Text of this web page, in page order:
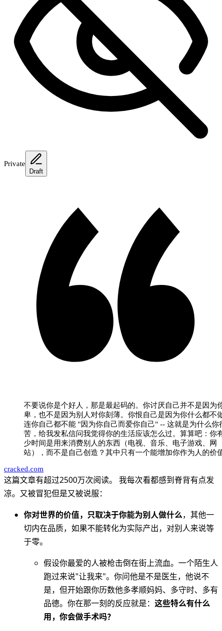
Private
Draft
不要说你是个好人，那是最起码的。你讨厌自己并不是因为
卑，也不是因为别人对你刻薄。你恨自己是因为你什么都不
连你自己都不能 "因为你自己而爱你自己" -- 这就是为什么你
苦，给我发私信问我觉得你的生活应该怎么过。算算吧：你
少时间是用来消费别人的东西（电视、音乐、电子游戏、网
站），而不是自己创造？其中只有一个能增加你作为人的价
cracked.com
这篇文章有超过2500万次阅读。 我每次看都感到脊背有点发
凉。又被冒犯但是又被说服：
你对世界的价值，只取决于你能为别人做什么，其他一
切内在品质，如果不能转化为实际产出，对别人来说等
于零。
假设你最爱的人被枪击倒在街上流血。一个陌生人
跑过来说"让我来"。你问他是不是医生，他说不
是，但开始跟你历数他多孝顺妈妈、多守时、多有
品德。你在那一刻的反应就是： 这些特么有什么
用，你会做手术吗？